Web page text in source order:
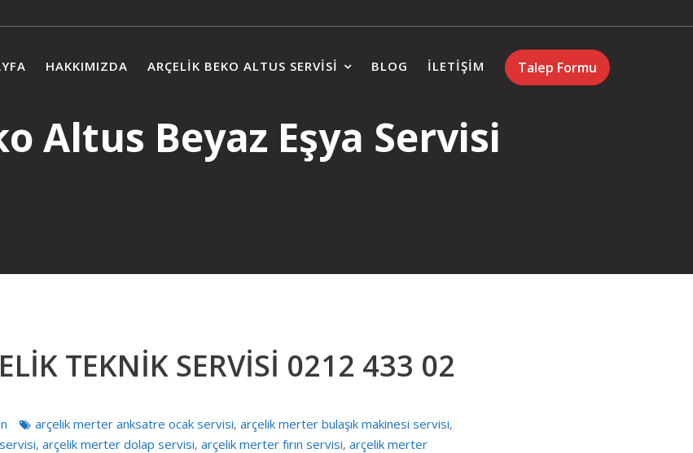
Talep Formu
HAKKIMIZDA ARÇELIK BEKO ALTUS SERVISI BLOG İLETIŞIM
Altus Beyaz Eşya Servisi
TEKNİK SERVİSİ 0212 433 02
arçelik merter anksatre ocak servisi, arçelik merter bulaşık makinesi servisi,
, arçelik merter dolap servisi, arçelik merter fırın servisi, arçelik merter